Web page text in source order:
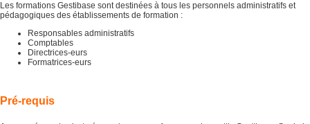
Les formations Gestibase sont destinées à tous les personnels administratifs et
pédagogiques des établissements de formation :
Responsables administratifs
Comptables
Directrices-eurs
Formatrices-eurs
Pré-requis